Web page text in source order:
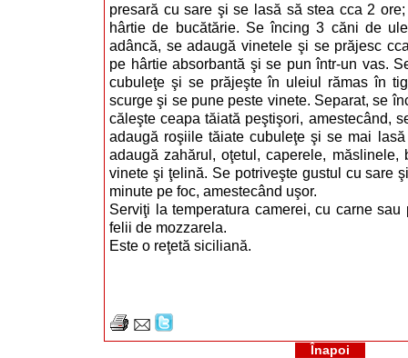
presară cu sare şi se lasă să stea cca 2
hârtie de bucătărie. Se încing 3 căni de
adâncă, se adaugă vinetele şi se prăjesc
pe hârtie absorbantă şi se pun într-un vas.
cubuleţe şi se prăjeşte în uleiul rămas în
scurge şi se pune peste vinete. Separat, se
căleşte ceapa tăiată peştişori, amestecând,
adaugă roşiile tăiate cubuleţe şi se mai
adaugă zahărul, oţetul, caperele, măslinele,
vinete şi ţelină. Se potriveşte gustul cu sare
minute pe foc, amestecând uşor.
Serviţi la temperatura camerei, cu carne
felii de mozzarela.
Este o reţetă siciliană.
Înapoi